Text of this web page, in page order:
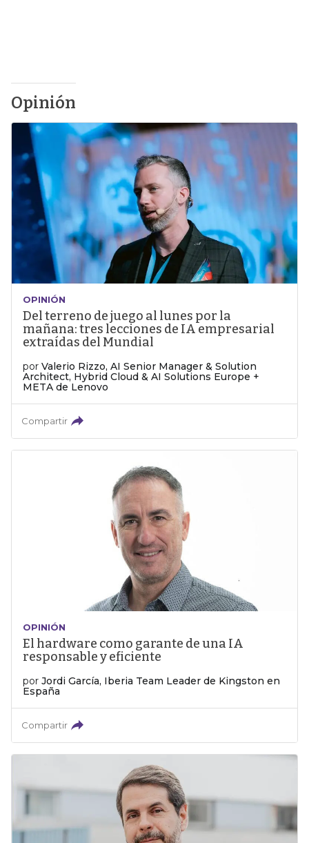
Opinión
OPINIÓN
Del terreno de juego al lunes por la
mañana: tres lecciones de IA empresarial
extraídas del Mundial
por Valerio Rizzo, AI Senior Manager & Solution
Architect, Hybrid Cloud & AI Solutions Europe +
META de Lenovo
Compartir
OPINIÓN
El hardware como garante de una IA
responsable y eficiente
por Jordi García, Iberia Team Leader de Kingston en
España
Compartir